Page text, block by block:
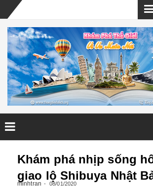
Skip
to
Khám phá nhịp sống
giao lộ Shibuya Nhật
minhtran 08/01/2020